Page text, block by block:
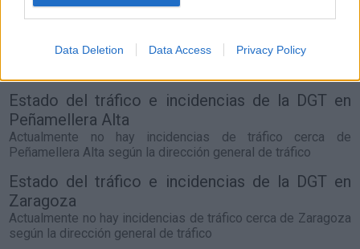
Data Deletion Data Access Privacy Policy
Gasoil 0,00€ 23l.-
0,00€
0,00€
Bio diesel 0,00€ 23l.-
l.-47l.- 0,00€
Estado del tráfico e incidencias de la DGT en
Peñamellera Alta
Actualmente no hay incidencias de tráfico cerca de
Peñamellera Alta según la dirección general de tráfico
Estado del tráfico e incidencias de la DGT en
Zaragoza
Actualmente no hay incidencias de tráfico cerca de Zaragoza
según la dirección general de tráfico